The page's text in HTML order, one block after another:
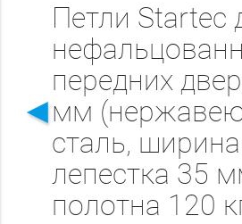
◄
Петли Startec
передних
мм
сталь, ширина
лепестка 35
полотна 120